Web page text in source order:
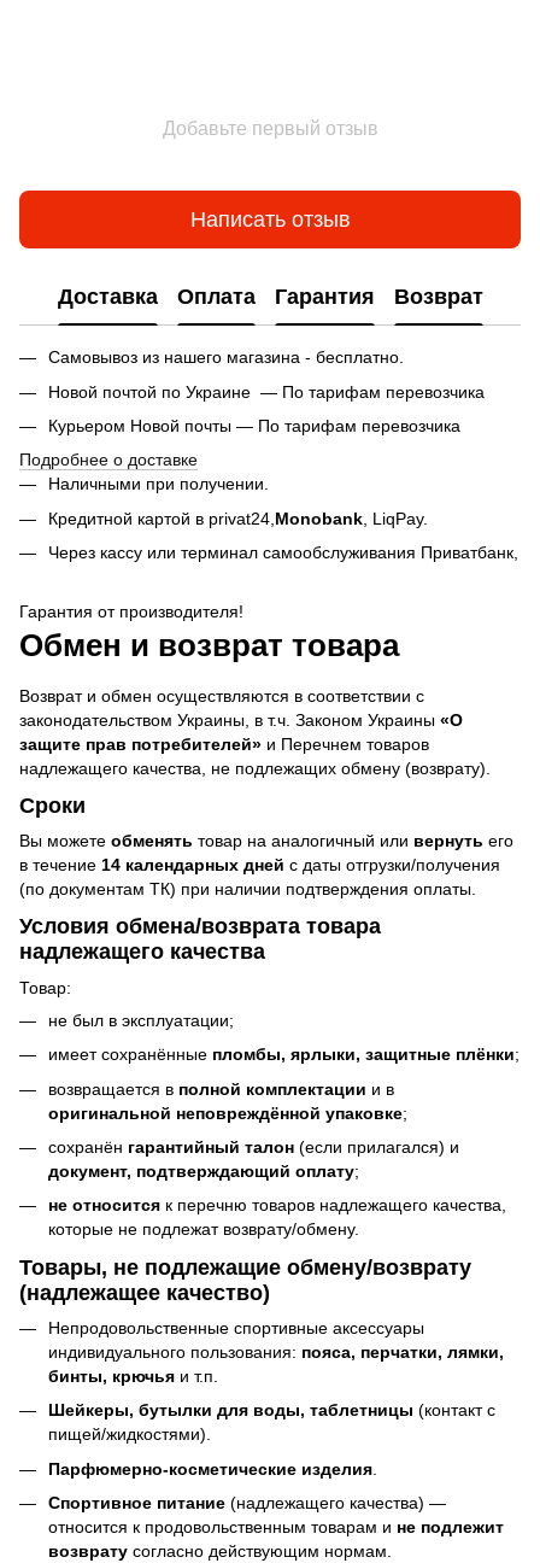
Добавьте первый отзыв
Написать отзыв
Доставка Оплата Гарантия Возврат
Самовывоз из нашего магазина - бесплатно.
Новой почтой по Украине — По тарифам перевозчика
Курьером Новой почты — По тарифам перевозчика
Подробнее о доставке
Наличными при получении.
Кредитной картой в privat24, Monobank LiqPay.
Через кассу или терминал самообслуживания Приватбанк,
Гарантия от производителя!
Обмен и возврат товара
Возврат и обмен осуществляются в соответствии с
законодательством Украины, в т.ч. Законом Украины «О
защите прав потребителей» и Перечнем товаров
надлежащего качества, не подлежащих обмену (возврату).
Сроки
Вы можете обменять товар на аналогичный или вернуть его
в течение 14 календарных дней с даты отгрузки/получения
(по документам ТК) при наличии подтверждения оплаты.
Условия обмена/возврата товара
надлежащего качества
Товар:
не был в эксплуатации;
имеет сохранённые пломбы, ярлыки, защитные плёнки;
возвращается в полной комплектации и в
оригинальной неповреждённой упаковке;
сохранён гарантийный талон (если прилагался) и
документ, подтверждающий оплату;
не относится к перечню товаров надлежащего качества,
которые не подлежат возврату/обмену.
Товары, не подлежащие обмену/возврату
(надлежащее качество)
Непродовольственные спортивные аксессуары
индивидуального пользования: пояса, перчатки, лямки,
бинты, крючья и т.п.
Шейкеры, бутылки для воды, таблетницы (контакт с
пищей/жидкостями).
Парфюмерно-косметические изделия
Спортивное питание (надлежащего качества) —
относится к продовольственным товарам и не подлежит
возврату согласно действующим нормам.